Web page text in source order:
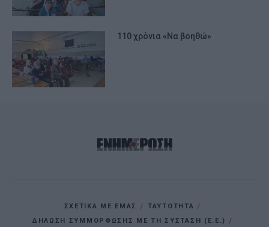
110 χρόνια «Να βοηθώ»
ΣΧΕΤΙΚΑ ΜΕ ΕΜΑΣ
ΤΑΥΤΟΤΗΤΑ
ΔΗΛΩΣΗ ΣΥΜΜΟΡΦΩΣΗΣ ΜΕ ΤΗ ΣΥΣΤΑΣΗ (Ε.Ε.)